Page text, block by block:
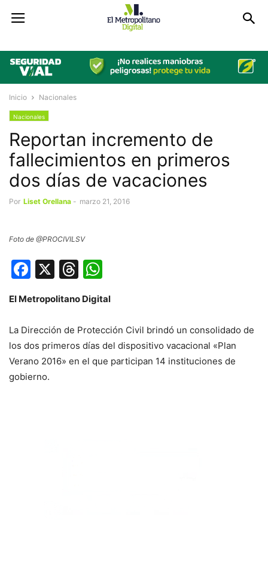
Inicio Nacionales
Nacionales
Reportan incremento de
fallecimientos en primeros
dos días de vacaciones
Por Liset Orellana - marzo 21, 2016
Foto de @PROCIVILSV
Facebook
X Threads
El Metropolitano Digital
La Dirección de Protección Civil brindó un consolidado de
los dos primeros días del dispositivo vacacional «Plan
Verano 2016» en el que participan 14 instituciones de
gobierno.